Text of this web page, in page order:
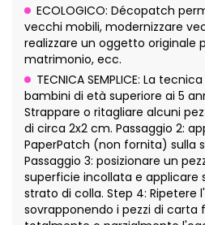
ECOLOGICO: Décopatch
vecchi mobili, modernizzare
realizzare un oggetto originale
matrimonio, ecc.
TECNICA SEMPLICE: La
bambini di età superiore ai 5
Strappare o ritagliare alcuni
di circa 2x2 cm. Passaggio 2:
PaperPatch (non fornita) sulla
Passaggio 3: posizionare un
superficie incollata e applicare
strato di colla. Step 4: Ripetere
sovrapponendo i pezzi di carta